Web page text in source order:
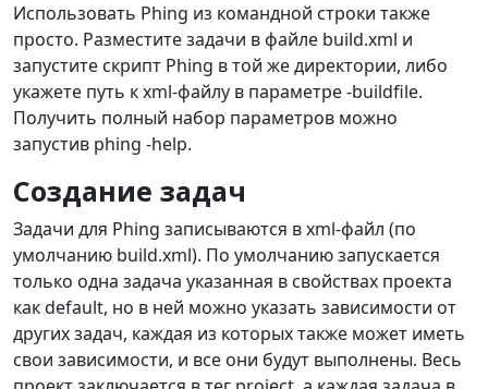
Использовать Phing из командной строки также
просто. Разместите задачи в файле build.xml и
запустите скрипт Phing в той же директории, либо
укажете путь к xml-файлу в параметре -buildfile.
Получить полный набор параметров можно
запустив phing -help.
Создание задач
Задачи для Phing записываются в xml-файл (по
умолчанию build.xml). По умолчанию запускается
только одна задача указанная в свойствах проекта
как default, но в ней можно указать зависимости от
других задач, каждая из которых также может иметь
свои зависимости, и все они будут выполнены. Весь